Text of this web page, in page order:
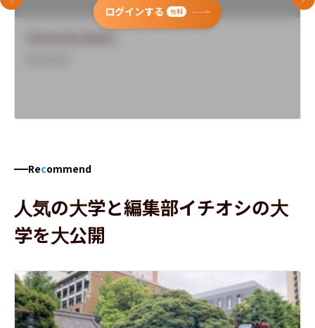
ログインする 無料
前のスライド 次
Recommend
人気の大学と編集部イチオシの大
学を大公開